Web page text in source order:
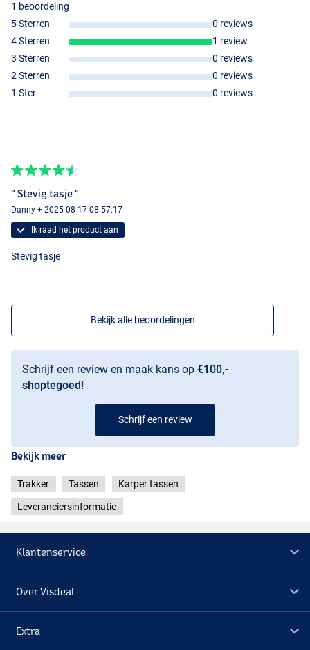
1 beoordeling
5 Sterren
0 reviews
4 Sterren
1 review
3 Sterren
0 reviews
2 Sterren
0 reviews
1 Ster
0 reviews
" Stevig tasje "
Danny + 2025-08-17 08:57:17
Ik raad het product aan
Stevig tasje
Bekijk alle beoordelingen
Schrijf een review en maak kans op €100,-
shoptegoed!
Schrijf een review
Bekijk meer
Trakker Tassen Karper tassen
Leveranciersinformatie
Klantenservice
Over Visdeal
Extra